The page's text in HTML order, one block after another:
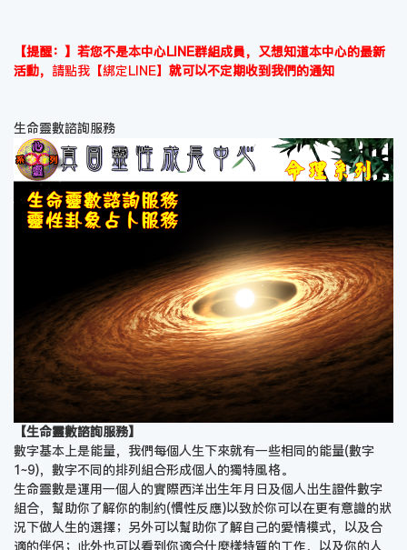
【提醒：】若您不是本中心LINE群組成員，又想知道本中心的最新
活動， 請點我【綁定LINE】 就可以不定期收到我們的通知
生命靈數諮詢服務
【生命靈數諮詢服務】
數字基本上是能量，我們每個人生下來就有一些相同的能量(數字
1~9)，數字不同的排列組合形成個人的獨特風格。
生命靈數是運用一個人的實際西洋出生年月日及個人出生證件數字
組合，幫助你了解你的制約(慣性反應)以致於你可以在更有意識的狀
況下做人生的選擇；另外可以幫助你了解自己的愛情模式，以及合
適的伴侶；此外也可以看到你適合什麼樣特質的工作，以及你的人